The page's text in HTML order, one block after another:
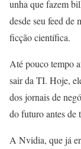
unha que fazem
desde seu feed de
ficção científica.
Até pouco tempo
sair da TI. Hoje,
dos jornais de
do futuro antes de
A Nvidia, que já